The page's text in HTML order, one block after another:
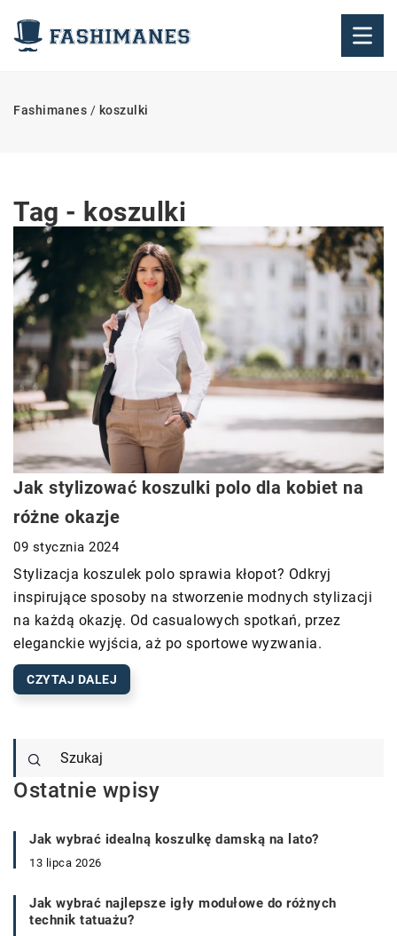
Fashimanes / koszulki
Tag - koszulki
Jak stylizować koszulki polo dla kobiet na
różne okazje
09 stycznia 2024
Stylizacja koszulek polo sprawia kłopot? Odkryj
inspirujące sposoby na stworzenie modnych stylizacji
na każdą okazję. Od casualowych spotkań, przez
eleganckie wyjścia, aż po sportowe wyzwania.
CZYTAJ DALEJ
Ostatnie wpisy
Jak wybrać idealną koszulkę damską na lato?
13 lipca 2026
Jak wybrać najlepsze igły modułowe do różnych
technik tatuażu?